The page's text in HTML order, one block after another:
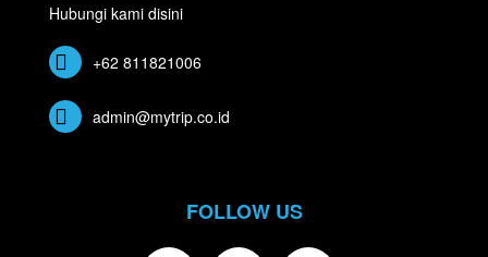
Hubungi kami disini
+62 811821006
admin@mytrip.co.id
FOLLOW US